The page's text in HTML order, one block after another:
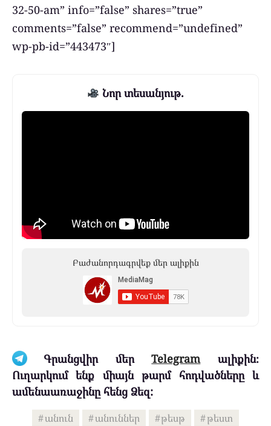
32-50-am” info=”false” shares=”true”
comments=”false” recommend=”undefined”
wp-pb-id=”443473″]
Նոր տեսանյութ.
Բաժանորդագրվեք մեր ալիքին
Գրանցվիր մերTelegramալիքին։
Ուղարկում ենք միայն թարմ հոդվածները և
ամենաառաջինը հենց Ձեզ:
անուն անուններ թեսթ
թեստ